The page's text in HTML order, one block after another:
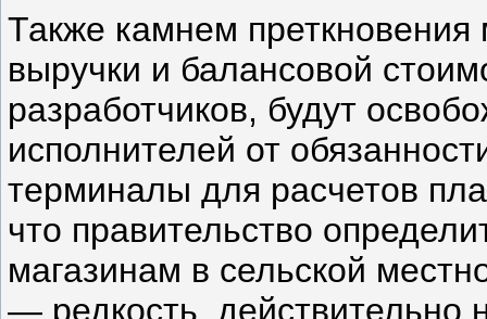
Также камнем преткновения
выручки и балансовой
разработчиков, будут
исполнителей от
терминалы для расчетов
что правительство
магазинам в сельской
— редкость, действительно